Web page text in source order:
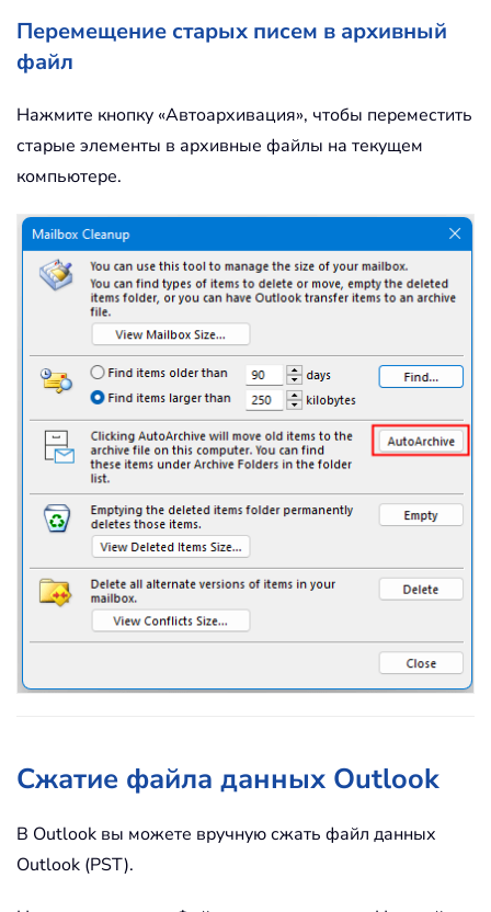
Перемещение старых писем в архивный
файл
Нажмите кнопку «Автоархивация», чтобы переместить
старые элементы в архивные файлы на текущем
компьютере.
Сжатие файла данных Outlook
В Outlook вы можете вручную сжать файл данных
Outlook (PST).